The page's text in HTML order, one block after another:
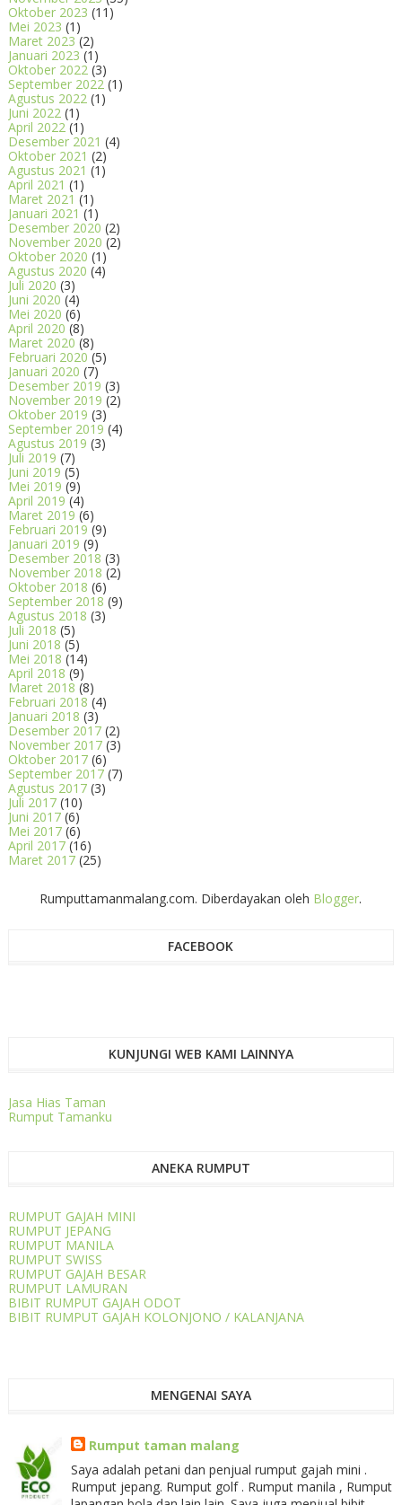
Oktober 2023 (11)
Mei 2023 (1)
Maret 2023 (2)
Januari 2023 (1)
Oktober 2022 (3)
September 2022 (1)
Agustus 2022 (1)
Juni 2022 (1)
April 2022 (1)
Desember 2021 (4)
Oktober 2021 (2)
Agustus 2021 (1)
April 2021 (1)
Maret 2021 (1)
Januari 2021 (1)
Desember 2020 (2)
November 2020 (2)
Oktober 2020 (1)
Agustus 2020 (4)
Juli 2020 (3)
Juni 2020 (4)
Mei 2020 (6)
April 2020 (8)
Maret 2020 (8)
Februari 2020 (5)
Januari 2020 (7)
Desember 2019 (3)
November 2019 (2)
Oktober 2019 (3)
September 2019 (4)
Agustus 2019 (3)
Juli 2019 (7)
Juni 2019 (5)
Mei 2019 (9)
April 2019 (4)
Maret 2019 (6)
Februari 2019 (9)
Januari 2019 (9)
Desember 2018 (3)
November 2018 (2)
Oktober 2018 (6)
September 2018 (9)
Agustus 2018 (3)
Juli 2018 (5)
Juni 2018 (5)
Mei 2018 (14)
April 2018 (9)
Maret 2018 (8)
Februari 2018 (4)
Januari 2018 (3)
Desember 2017(2)
November 2017(3)
Oktober 2017(6)
September 2017(7)
Agustus 2017(3)
Juli 2017(10)
Juni 2017(6)
Mei 2017(6)
April 2017(16)
Maret 2017(25)
Rumputtamanmalang.com. Diberdayakan oleh Blogger.
FACEBOOK
KUNJUNGI WEB KAMI LAINNYA
Jasa Hias Taman
Rumput Tamanku
ANEKA RUMPUT
RUMPUT GAJAH MINI
RUMPUT JEPANG
RUMPUT MANILA
RUMPUT SWISS
RUMPUT GAJAH BESAR
RUMPUT LAMURAN
BIBIT RUMPUT GAJAH ODOT
BIBIT RUMPUT GAJAH KOLONJONO / KALANJANA
MENGENAI SAYA
Rumput taman malang
Saya adalah petani dan penjual rumput gajah mini .
Rumput jepang. Rumput golf . Rumput manila , Rumput